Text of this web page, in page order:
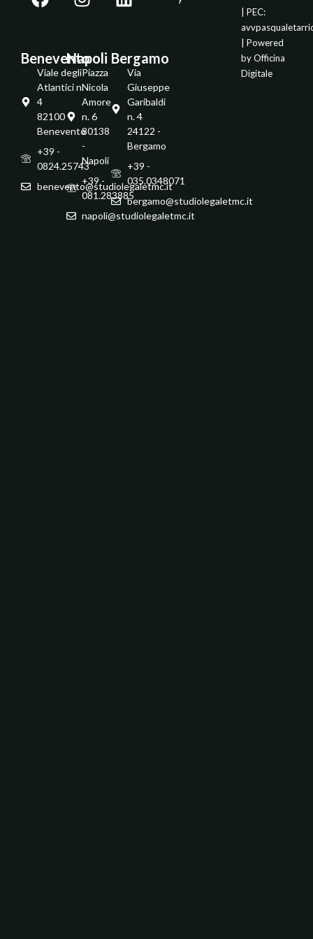
Benevento
Viale degli
Atlantici n.
4
82100 -
Benevento
+39 -
0824.25743
benevento@studiolegaletmc.it
Napoli
Piazza
Nicola
Amore
n. 6
80138
-
Napoli
+39 -
081.283885
napoli@studiolegaletmc.it
Bergamo
Via
Giuseppe
Garibaldi
n. 4
24122 -
Bergamo
+39 -
035.0348071
bergamo@studiolegaletmc.it
| PEC:
| Powered
byOfficina
Digitale